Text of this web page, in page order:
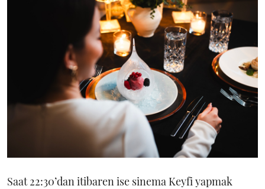
Saat 22:30’dan itibaren ise sinema Keyfi yapmak